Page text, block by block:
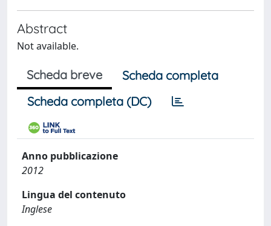
Abstract
Not available.
Scheda breve
Scheda completa
Scheda completa (DC)
Anno pubblicazione
2012
Lingua del contenuto
Inglese